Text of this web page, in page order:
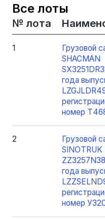
Все лоты
№ лота
1
Грузовой
SHACMAN
года
номер
2
Грузовой
SINOTRUK
года
номер